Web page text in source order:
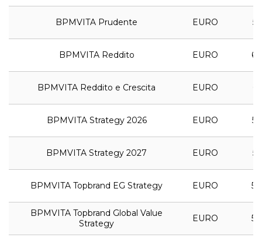
BPMVITA Prudente EURO
BPMVITA Reddito EURO
BPMVITA Reddito e Crescita EURO
BPMVITA Strategy 2026 EURO
BPMVITA Strategy 2027 EURO
BPMVITA Topbrand EG Strategy EURO
BPMVITA Topbrand Global Value
Strategy
EURO